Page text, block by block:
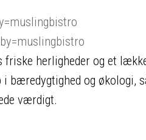
friske herligheder og et
og økologi,
værdigt.